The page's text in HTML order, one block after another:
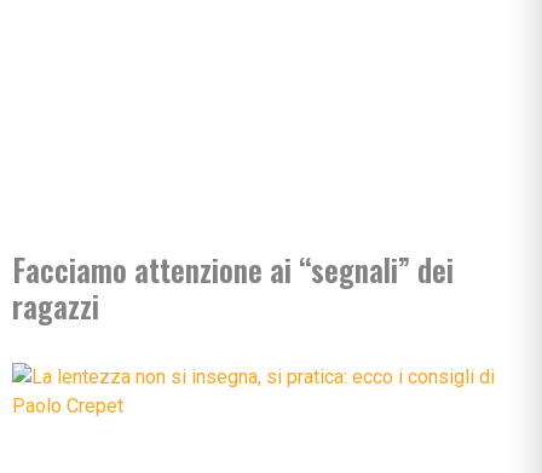
Facciamo attenzione ai “segnali” dei
ragazzi